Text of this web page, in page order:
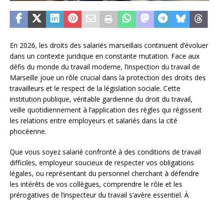
En 2026, les droits des salariés marseillais continuent d’évoluer
dans un contexte juridique en constante mutation. Face aux
défis du monde du travail moderne, l’inspection du travail de
Marseille joue un rôle crucial dans la protection des droits des
travailleurs et le respect de la législation sociale. Cette
institution publique, véritable gardienne du droit du travail,
veille quotidiennement à l’application des règles qui régissent
les relations entre employeurs et salariés dans la cité
phocéenne.
Que vous soyez salarié confronté à des conditions de travail
difficiles, employeur soucieux de respecter vos obligations
légales, ou représentant du personnel cherchant à défendre
les intérêts de vos collègues, comprendre le rôle et les
prérogatives de l’inspecteur du travail s’avère essentiel. À